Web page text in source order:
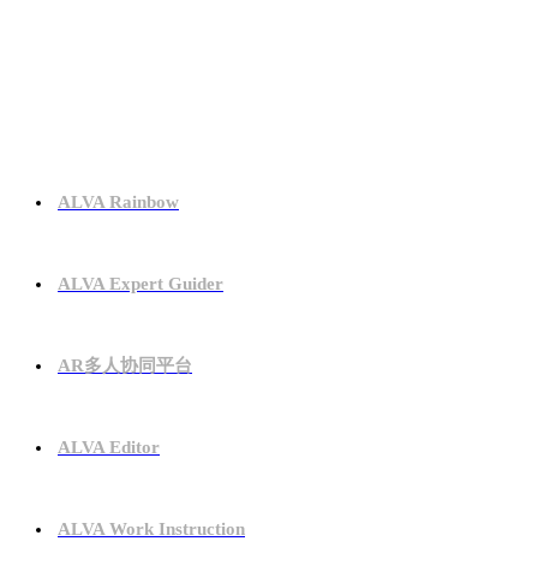
ALVA Rainbow
ALVA Expert Guider
AR多人协同平台
ALVA Editor
ALVA Work Instruction